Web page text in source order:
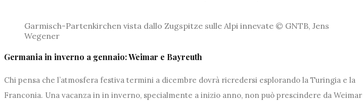
Garmisch-Partenkirchen vista dallo Zugspitze sulle Alpi innevate © GNTB, Jens
Wegener
Germania in inverno a gennaio: Weimar e Bayreuth
Chi pensa che l’atmosfera festiva termini a dicembre dovrà ricredersi esplorando la Turingia e la
Franconia. Una vacanza in in inverno, specialmente a inizio anno, non può prescindere da Weimar